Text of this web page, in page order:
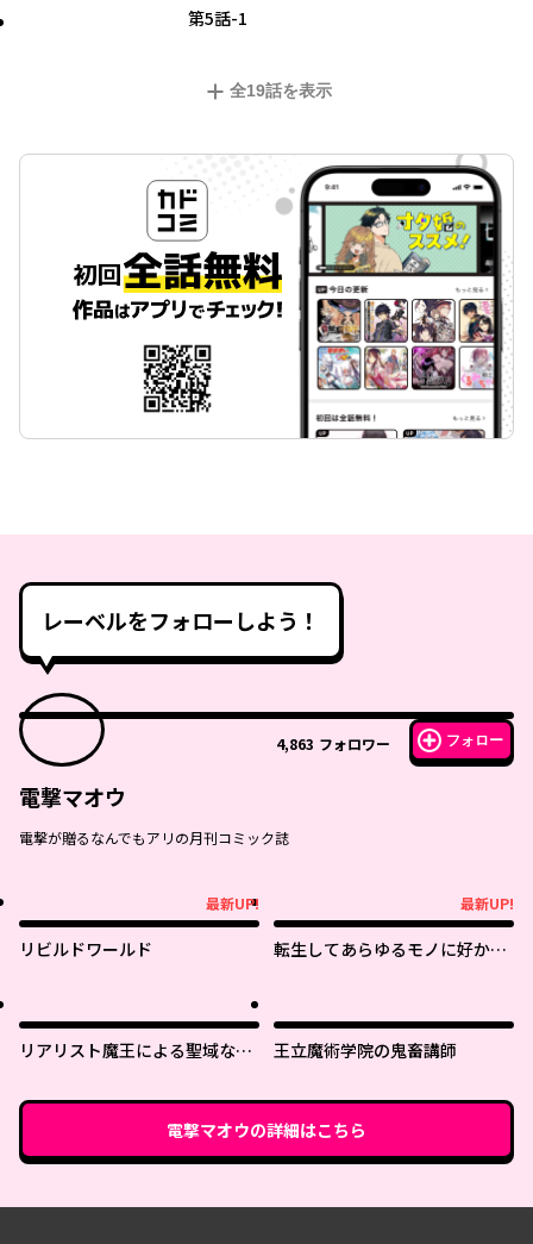
第5話-1
全19話を表示
レーベルをフォローしよう！
4,863 フォロワー フォロー
電撃マオウ
電撃が贈るなんでもアリの月刊コミック誌
最新UP!
リビルドワールド
最新UP!
転生してあらゆるモノに好かれ
リアリスト魔王による聖域なき
王立魔術学院の鬼畜講師
電撃マオウの詳細はこちら